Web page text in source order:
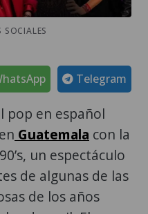
SOCIALES
Telegram
pop en español
Guatemala con la
un espectáculo
de algunas de las
de los años